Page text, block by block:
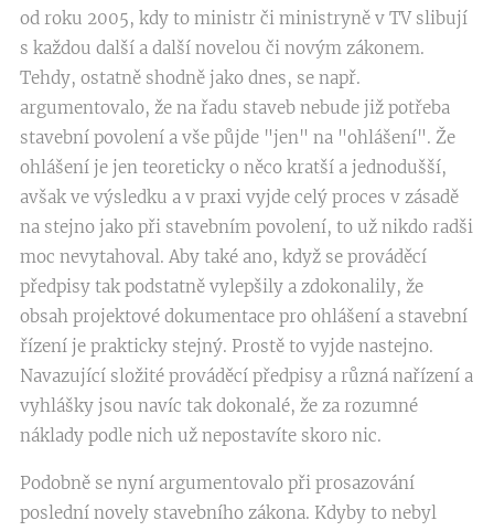
od roku 2005, kdy to ministr či ministryně v TV slibují
s každou další a další novelou či novým zákonem.
Tehdy, ostatně shodně jako dnes, se např.
argumentovalo, že na řadu staveb nebude již potřeba
stavební povolení a vše půjde "jen" na "ohlášení". Že
ohlášení je jen teoreticky o něco kratší a jednodušší,
avšak ve výsledku a v praxi vyjde celý proces v zásadě
na stejno jako při stavebním povolení, to už nikdo radši
moc nevytahoval. Aby také ano, když se prováděcí
předpisy tak podstatně vylepšily a zdokonalily, že
obsah projektové dokumentace pro ohlášení a stavební
řízení je prakticky stejný. Prostě to vyjde nastejno.
Navazující složité prováděcí předpisy a různá nařízení a
vyhlášky jsou navíc tak dokonalé, že za rozumné
náklady podle nich už nepostavíte skoro nic.
Podobně se nyní argumentovalo při prosazování
poslední novely stavebního zákona. Kdyby to nebyl